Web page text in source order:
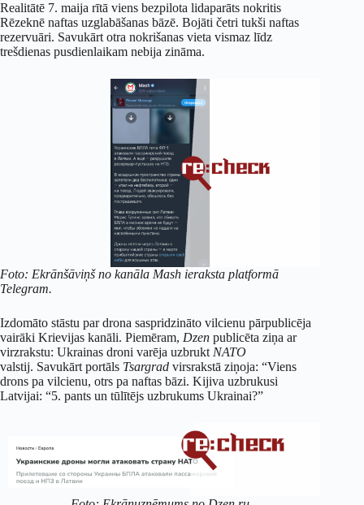
Realitātē 7. maija rītā viens bezpilota lidaparāts nokritis
Rēzeknē naftas uzglabāšanas bāzē. Bojāti četri tukši naftas
rezervuāri. Savukārt otra nokrišanas vieta vismaz līdz
trešdienas pusdienlaikam nebija zināma.
Foto: Ekrānšāviņš no kanāla Mash ieraksta platformā
Telegram.
Izdomāto stāstu par drona saspridzināto vilcienu pārpublicēja
vairāki Krievijas kanāli. Piemēram, Dzen publicēta ziņa ar
virzrakstu: Ukrainas droni varēja uzbrukt NATO
valstij. Savukārt portāls Tsargrad virsrakstā ziņoja: “Viens
drons pa vilcienu, otrs pa naftas bāzi. Kijiva uzbrukusi
Latvijai: “5. pants un tūlītējs uzbrukums Ukrainai?”